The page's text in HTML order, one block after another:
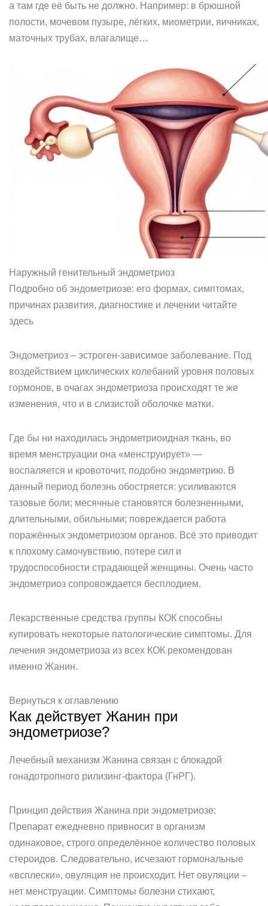
а там где её быть не должно. Например: в брюшной
полости, мочевом пузыре, лёгких, миометрии, яичниках,
маточных трубах, влагалище…
Наружный генительный эндометриоз
Подробно об эндометриозе: его формах, симптомах,
причинах развития, диагностике и лечении читайте
здесь
Эндометриоз – эстроген-зависимое заболевание. Под
воздействием циклических колебаний уровня половых
гормонов, в очагах эндометриоза происходят те же
изменения, что и в слизистой оболочке матки.
Где бы ни находилась эндометриоидная ткань, во
время менструации она «менструирует» —
воспаляется и кровоточит, подобно эндометрию. В
данный период болезнь обостряется: усиливаются
тазовые боли; месячные становятся болезненными,
длительными, обильными; повреждается работа
поражённых эндометриозом органов. Всё это приводит
к плохому самочувствию, потере сил и
трудоспособности страдающей женщины. Очень часто
эндометриоз сопровождается бесплодием.
Лекарственные средства группы КОК способны
купировать некоторые патологические симптомы. Для
лечения эндометриоза из всех КОК рекомендован
именно Жанин.
Вернуться к оглавлению
Как действует Жанин при
эндометриозе?
Лечебный механизм Жанина связан с блокадой
гонадотропного рилизинг-фактора (ГнРГ).
Принцип действия Жанина при эндометриозе:
Препарат ежедневно привносит в организм
одинаковое, строго определённое количество половых
стероидов. Следовательно, исчезают гормональные
«всплески», овуляция не происходит. Нет овуляции –
нет менструации. Симптомы болезни стихают,